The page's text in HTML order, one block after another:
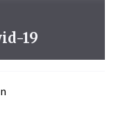
19